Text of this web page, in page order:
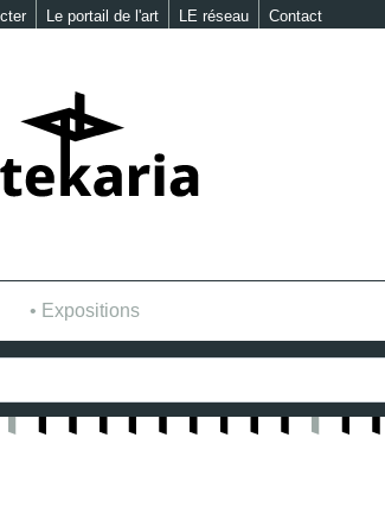
Le portail de l'art LE réseau Contact
Expositions